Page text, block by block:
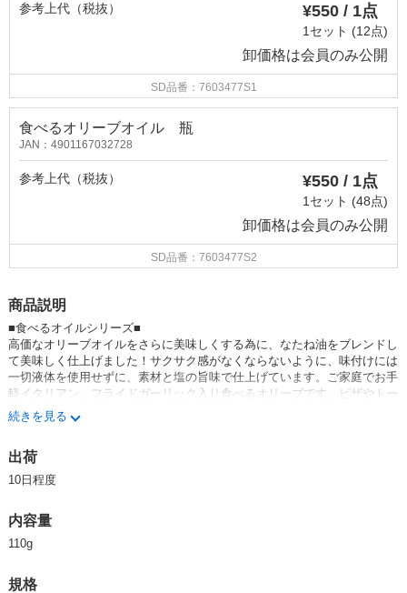
参考上代（税抜） ¥550 / 1点
1セット (12点)
卸価格は会員のみ公開
SD品番：7603477S1
食べるオリーブオイル 瓶
JAN：4901167032728
参考上代（税抜） ¥550 / 1点
1セット (48点)
卸価格は会員のみ公開
SD品番：7603477S2
商品説明
■食べるオイルシリーズ■
高価なオリーブオイルをさらに美味しくする為に、なたね油をブレンドし
て美味しく仕上げました！サクサク感がなくならないように、味付けには
一切液体を使用せずに、素材と塩の旨味で仕上げています。ご家庭でお手
軽イタリアン。フライドガーリック入り食べるオリーブです。ピザやトー
スト、パスタやカルパッチョ、ピラフに最高です。そのままでもおいしい
です。食べ方いろいろお好みに合わせておいしく召し上げれます。
続きを見る
出荷
10日程度
内容量
110g
規格